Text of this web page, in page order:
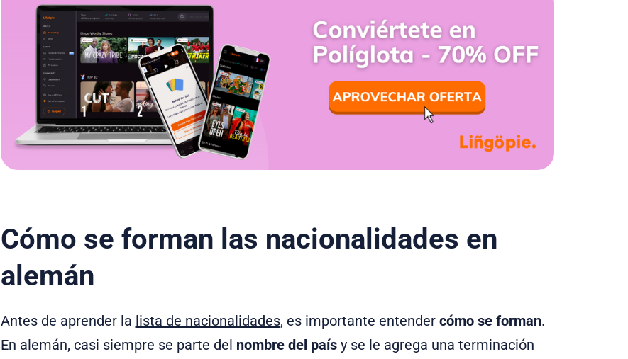
Cómo se forman las nacionalidades en
alemán
Antes de aprender la lista de nacionalidades, es importante entender cómo se forman.
En alemán, casi siempre se parte del nombre del paísy se le agrega una terminación